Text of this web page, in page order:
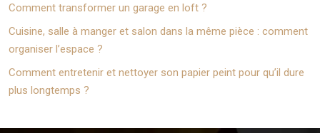
Comment transformer un garage en loft ?
Cuisine, salle à manger et salon dans la même pièce : comment
organiser l’espace ?
Comment entretenir et nettoyer son papier peint pour qu’il dure
plus longtemps ?